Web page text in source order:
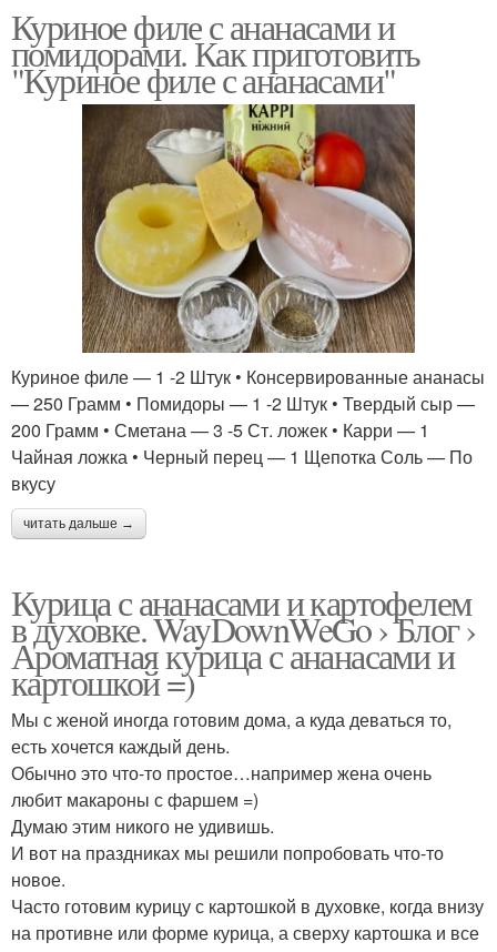
Куриное филе с ананасами и
помидорами. Как приготовить
"Куриное филе с ананасами"
Куриное филе — 1 -2 Штук • Консервированные ананасы
— 250 Грамм • Помидоры — 1 -2 Штук • Твердый сыр —
200 Грамм • Сметана — 3 -5 Ст. ложек • Карри — 1
Чайная ложка • Черный перец — 1 Щепотка Соль — По
вкусу
читать дальше →
Курица с ананасами и картофелем
в духовке. WayDownWeGo › Блог ›
Ароматная курица с ананасами и
картошкой =)
Мы с женой иногда готовим дома, а куда деваться то,
есть хочется каждый день.
Обычно это что-то простое…например жена очень
любит макароны с фаршем =)
Думаю этим никого не удивишь.
И вот на праздниках мы решили попробовать что-то
новое.
Часто готовим курицу с картошкой в духовке, когда внизу
на противне или форме курица, а сверху картошка и все